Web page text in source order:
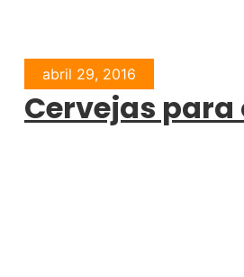
abril 29, 2016
Cervejas para